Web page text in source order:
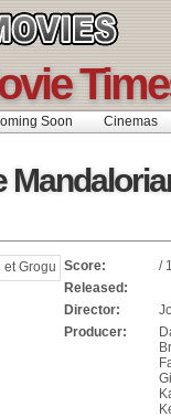
Soon Cinemas
Score:
/
Released:
Director:
Producer: